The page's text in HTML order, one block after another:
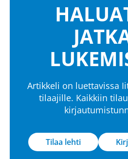
Artikkeli on luettavissa
tilaajille. Kaikkiin
Tilaa lehti